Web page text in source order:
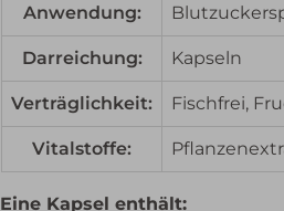
Anwendung:
Darreichung: Kapseln
Verträglichkeit: Fischfrei,
Vitalstoffe:
Eine Kapsel enthält: